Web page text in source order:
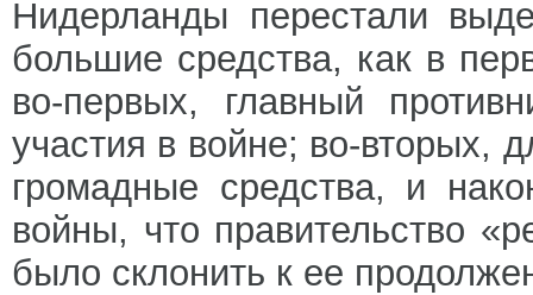
Нидерланды перестали
большие средства, как в
во-первых, главный
участия в войне; во-вторых,
громадные средства, и
войны, что правительство
было склонить к ее